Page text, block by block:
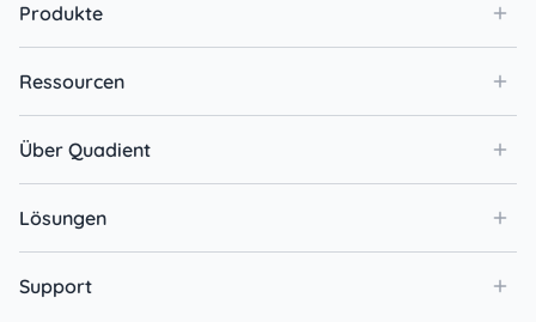
Produkte
Ressourcen
Über Quadient
Lösungen
Support